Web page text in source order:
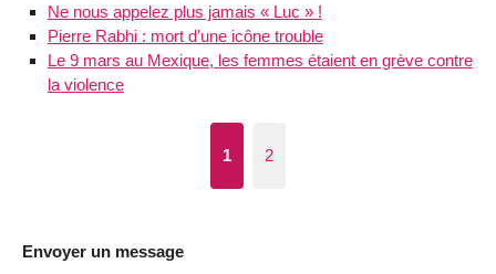
Ne nous appelez plus jamais « Luc » !
Pierre Rabhi : mort d’une icône trouble
Le 9 mars au Mexique, les femmes étaient en grève contre
la violence
1 2
Envoyer un message